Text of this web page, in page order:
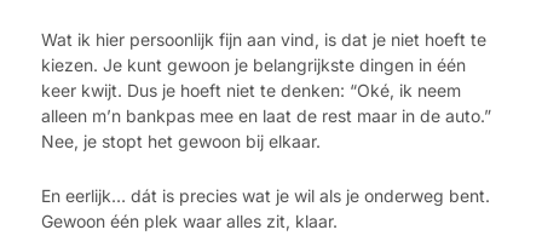
Wat ik hier persoonlijk fijn aan vind, is dat je niet hoeft te
kiezen. Je kunt gewoon je belangrijkste dingen in één
keer kwijt. Dus je hoeft niet te denken: “Oké, ik neem
alleen m’n bankpas mee en laat de rest maar in de auto.”
Nee, je stopt het gewoon bij elkaar.
En eerlijk… dát is precies wat je wil als je onderweg bent.
Gewoon één plek waar alles zit, klaar.